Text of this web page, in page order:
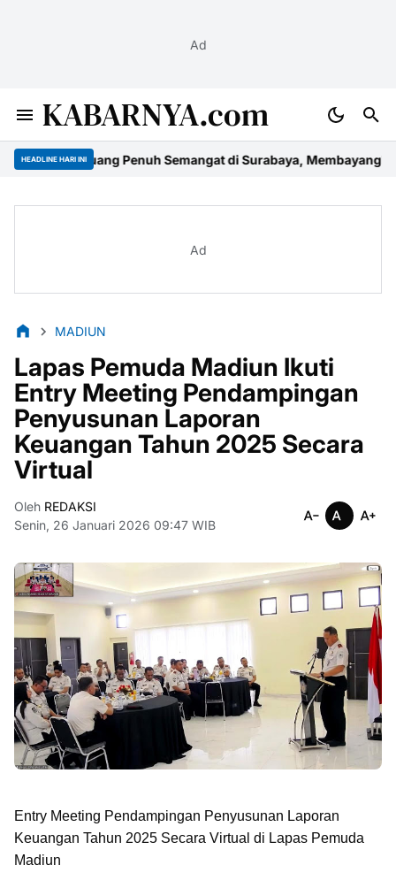
Ad
KABARNYA.com
HEADLINE HARI INI
Ruang Penuh Semangat di Surabaya, Membayangkan Masa
Ad
MADIUN
Lapas Pemuda Madiun Ikuti
Entry Meeting Pendampingan
Penyusunan Laporan
Keuangan Tahun 2025 Secara
Virtual
Oleh REDAKSI
Senin, 26 Januari 2026 09:47 WIB
Entry Meeting Pendampingan Penyusunan Laporan
Keuangan Tahun 2025 Secara Virtual di Lapas Pemuda
Madiun